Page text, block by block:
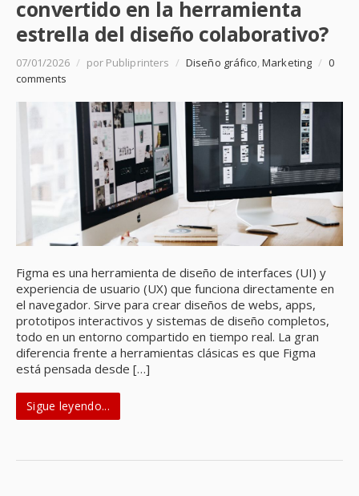
convertido en la herramienta
estrella del diseño colaborativo?
07/01/2026 / por Publiprinters / Diseño gráfico,Marketing / 0
comments
Figma es una herramienta de diseño de interfaces (UI) y
experiencia de usuario (UX) que funciona directamente en
el navegador. Sirve para crear diseños de webs, apps,
prototipos interactivos y sistemas de diseño completos,
todo en un entorno compartido en tiempo real. La gran
diferencia frente a herramientas clásicas es que Figma
está pensada desde […]
Sigue leyendo...